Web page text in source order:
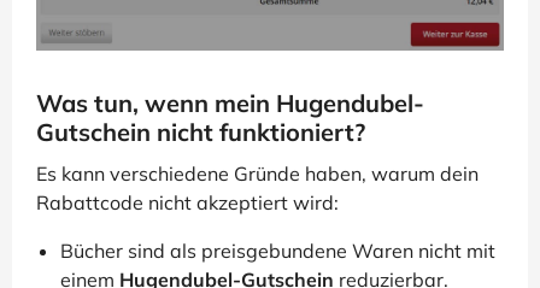
Was tun, wenn mein Hugendubel-
Gutschein nicht funktioniert?
Es kann verschiedene Gründe haben, warum dein
Rabattcode nicht akzeptiert wird:
Bücher sind als preisgebundene Waren nicht mit
einem Hugendubel-Gutschein reduzierbar.